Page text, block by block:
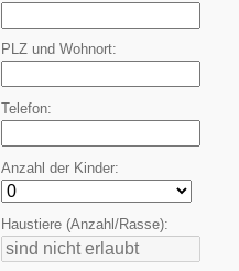
PLZ und Wohnort
Telefon
Anzahl der Kinder
Haustiere (Anzahl/Rasse)